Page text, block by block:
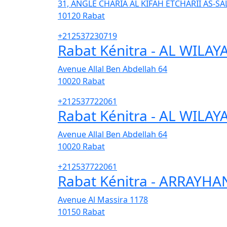
31, ANGLE CHARIA AL KIFAH ETCHARII AS-
10120 Rabat
+212537230719
Rabat Kénitra - AL
Avenue Allal Ben Abdellah 64
10020 Rabat
+212537722061
Rabat Kénitra - AL
Avenue Allal Ben Abdellah 64
10020 Rabat
+212537722061
Rabat Kénitra -
Avenue Al Massira 1178
10150 Rabat